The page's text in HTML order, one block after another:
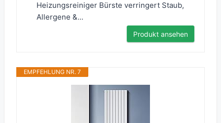
Heizungsreiniger Bürste verringert Staub,
Allergene &...
Produkt ansehen
EMPFEHLUNG NR. 7